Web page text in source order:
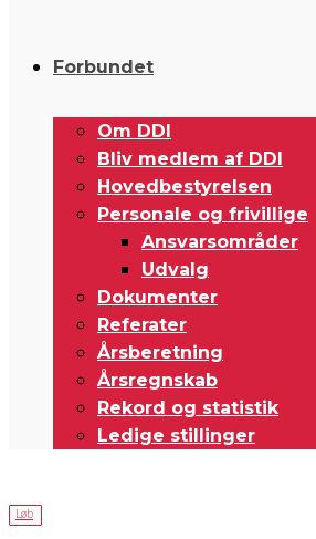
Forbundet
Om DDI
Bliv medlem af DDI
Hovedbestyrelsen
Personale og frivillige
Ansvarsområder
Udvalg
Dokumenter
Referater
Årsberetning
Årsregnskab
Rekord og statistik
Ledige stillinger
Løb